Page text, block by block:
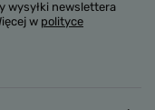
wysyłki newslettera
w polityce